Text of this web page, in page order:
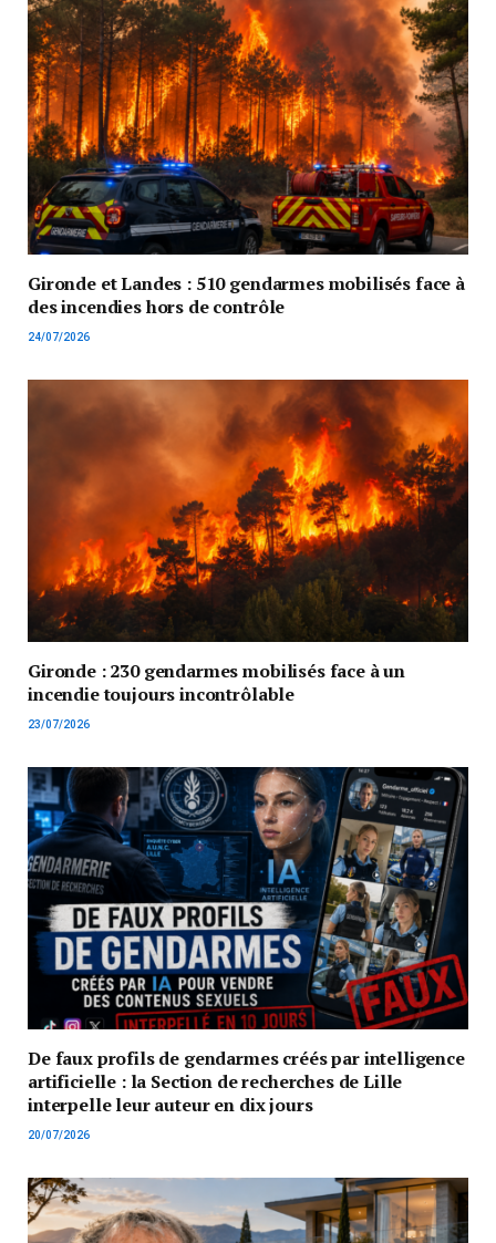
Gironde et Landes : 510 gendarmes mobilisés face à
des incendies hors de contrôle
24/07/2026
Gironde : 230 gendarmes mobilisés face à un
incendie toujours incontrôlable
23/07/2026
De faux profils de gendarmes créés par intelligence
artificielle : la Section de recherches de Lille
interpelle leur auteur en dix jours
20/07/2026